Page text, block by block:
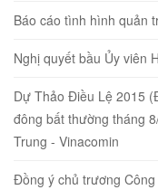
Báo cáo tình hình quản
Nghị quyết bầu Ủy viên
Dự Thảo Điều Lệ 2015
đông bất thường tháng
Trung - Vinacomin
Đồng ý chủ trương